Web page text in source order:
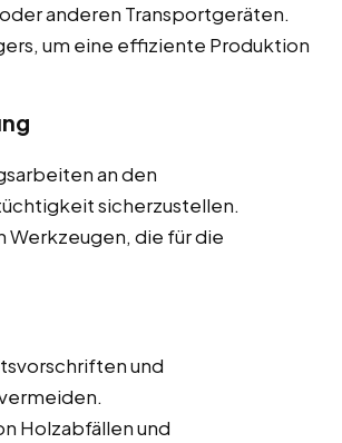
anderen Transportgeräten.
um eine effiziente Produktion
an den
sicherzustellen.
Werkzeugen, die für die
und
Holzabfällen und